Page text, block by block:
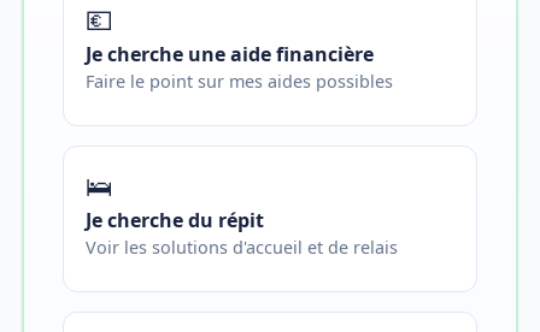
💶
Je cherche une aide financière
Faire le point sur mes aides possibles
🛌
Je cherche du répit
Voir les solutions d'accueil et de relais